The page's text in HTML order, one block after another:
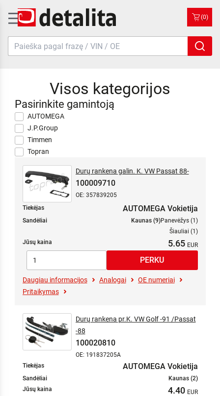
(0)
Visos kategorijos
Pasirinkite gamintoją
AUTOMEGA
J.P.Group
Timmen
Topran
Durų rankena galin. K. VW Passat 88-
100009710
OE: 357839205
Tiekėjas
AUTOMEGA Vokietija
Sandėliai Kaunas (9)Panevėžys (1)
Šiauliai (1)
Jūsų kaina
5.65
Daugiau informacijos Analogai
OE numeriai
Pritaikymas
Durų rankena pr.K. VW Golf -91 /Passat
-88
100020810
OE: 191837205A
Tiekėjas
AUTOMEGA Vokietija
Sandėliai
Kaunas (2)
Jūsų kaina
4.40